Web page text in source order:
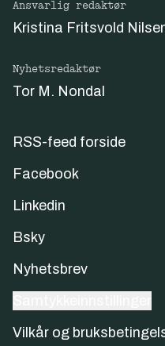
Ansvarlig redaktør
Kristina Fritsvold
Nyhetsredaktør
Tor M. Nondal
RSS-feed forside
Facebook
Linkedin
Bsky
Nyhetsbrev
Vilkår og